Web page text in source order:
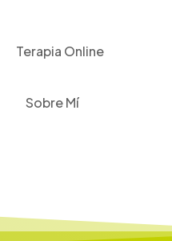
Terapia Online
Sobre Mí